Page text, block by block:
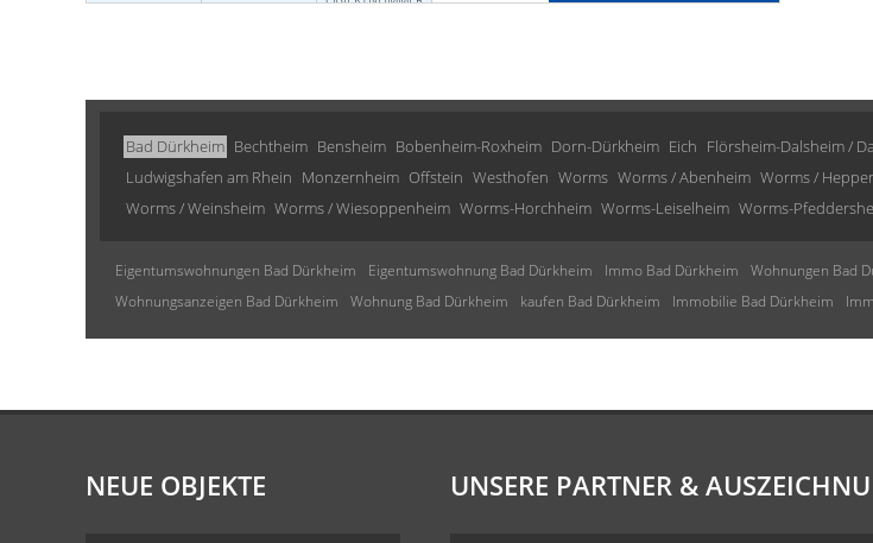
Bad Dürkheim Bechtheim Bensheim Bobenheim-Roxheim Dorn-Dürkheim Eich Flörsheim-Dalsheim /
Ludwigshafen am Rhein Monzernheim Offstein Westhofen Worms Worms / Abenheim Worms /
Worms / Weinsheim Worms / Wiesoppenheim Worms-Horchheim Worms-Leiselheim Worms-
Eigentumswohnungen Bad Dürkheim Eigentumswohnung Bad Dürkheim Immo Bad Dürkheim Wohnungen Bad
Wohnungsanzeigen Bad Dürkheim
Wohnung Bad Dürkheim kaufen Bad Dürkheim Immobilie Bad Dürkheim
NEUE OBJEKTE UNSERE PARTNER &